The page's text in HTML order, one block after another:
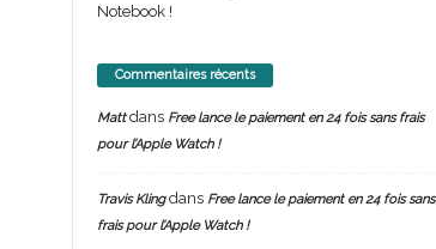
Notebook !
Commentaires récents
Mattdans Free lance le paiement en 24 fois sans frais
pour l’Apple Watch !
Travis Klingdans Free lance le paiement en 24 fois sans
frais pour l’Apple Watch !